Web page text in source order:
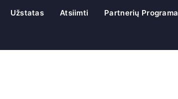
Užstatas Atsiimti Partnerių Programa